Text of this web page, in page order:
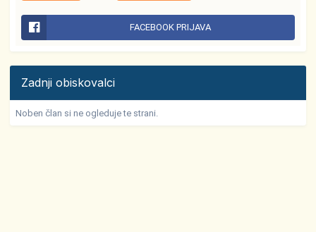
FACEBOOK PRIJAVA
Zadnji obiskovalci
Noben član si ne ogleduje te strani.